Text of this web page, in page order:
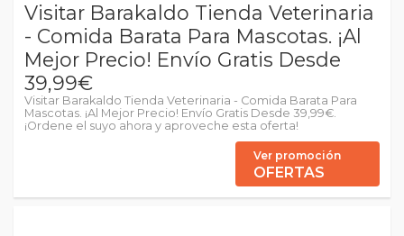
Visitar Barakaldo Tienda Veterinaria
- Comida Barata Para Mascotas. ¡Al
Mejor Precio! Envío Gratis Desde
39,99€
Visitar Barakaldo Tienda Veterinaria - Comida Barata Para
Mascotas. ¡Al Mejor Precio! Envío Gratis Desde 39,99€.
¡Ordene el suyo ahora y aproveche esta oferta!
Ver promoción
OFERTAS